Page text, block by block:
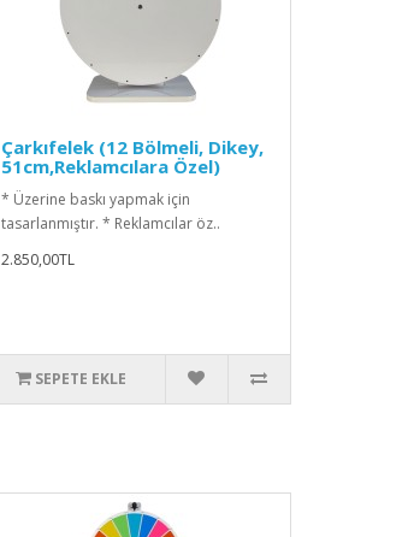
Çarkıfelek (12 Bölmeli, Dikey,
51cm,Reklamcılara Özel)
* Üzerine baskı yapmak için
tasarlanmıştır. * Reklamcılar öz..
2.850,00TL
SEPETE EKLE